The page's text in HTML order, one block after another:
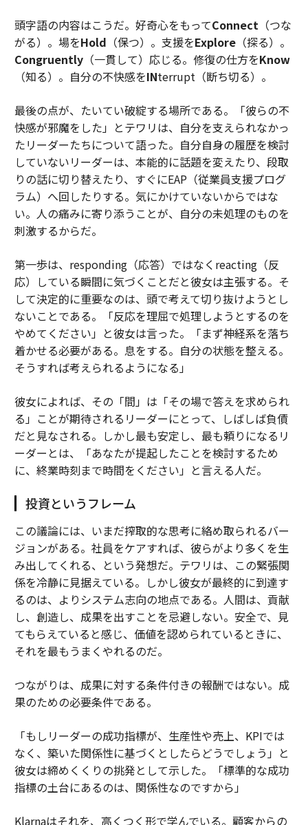
頭字語の内容はこうだ。好奇心をもってConnect（つな
がる）。場をHold （保つ）。支援をExplore（探る）。
Congruently（一貫して）応じる。修復の仕方をKnow
（知る）。自分の不快感をINterrupt（断ち切る）。
最後の点が、たいてい破綻する場所である。「彼らの不
快感が邪魔をした」とテワリは、自分を支えられなかっ
たリーダーたちについて語った。自分自身の履歴を検討
していないリーダーは、本能的に話題を変えたり、段取
りの話に切り替えたり、すぐにEAP（従業員支援プログ
ラム）へ回したりする。気にかけていないからではな
い。人の痛みに寄り添うことが、自分の未処理のものを
刺激するからだ。
第一歩は、 responding（応答）ではなく reacting（反
応）している瞬間に気づくことだと彼女は主張する。そ
して決定的に重要なのは、頭で考えて切り抜けようとし
ないことである。「反応を理屈で処理しようとするのを
やめてください」と彼女は言った。「まず神経系を落ち
着かせる必要がある。息をする。自分の状態を整える。
そうすれば考えられるようになる」
彼女によれば、その「間」は「その場で答えを求められ
る」ことが期待されるリーダーにとって、しばしば負債
だと見なされる。しかし最も安定し、最も頼りになるリ
ーダーとは、「あなたが提起したことを検討するため
に、終業時刻まで時間をください」と言える人だ。
投資というフレーム
この議論には、いまだ搾取的な思考に絡め取られるバー
ジョンがある。社員をケアすれば、彼らがより多くを生
み出してくれる、という発想だ。テワリは、この緊張関
係を冷静に見据えている。しかし彼女が最終的に到達す
るのは、よりシステム志向の地点である。人間は、貢献
し、創造し、成果を出すことを忌避しない。安全で、見
てもらえていると感じ、価値を認められているときに、
それを最もうまくやれるのだ。
つながりは、成果に対する条件付きの報酬ではない。成
果のための必要条件である。
「もしリーダーの成功指標が、生産性や売上、KPIでは
なく、築いた関係性に基づくとしたらどうでしょう」と
彼女は締めくくりの挑発として示した。「標準的な成功
指標の土台にあるのは、関係性なのですから」
Klarnaはそれを、高くつく形で学んでいる。顧客からの